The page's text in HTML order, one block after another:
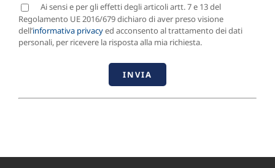
Ai sensi e per gli effetti degli articoli artt. 7 e 13 del
Regolamento UE 2016/679 dichiaro di aver preso visione
dell’informativa privacyed acconsento al trattamento dei dati
personali, per ricevere la risposta alla mia richiesta.